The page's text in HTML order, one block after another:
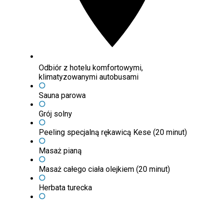
Odbiór z hotelu komfortowymi,
klimatyzowanymi autobusami
Sauna parowa
Grój solny
Peeling specjalną rękawicą Kese (20 minut)
Masaż pianą
Masaż całego ciała olejkiem (20 minut)
Herbata turecka